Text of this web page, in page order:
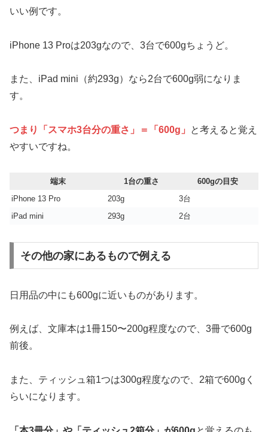
いい例です。
iPhone 13 Proは203gなので、3台で600gちょうど。
また、iPad mini（約293g）なら2台で600g弱になりま
す。
つまり「スマホ3台分の重さ」＝「600g」
と考えると覚え
やすいですね。
端末 1台の重さ
600gの目安
iPhone 13 Pro
203g
3台
iPad mini
293g 2台
その他の家にあるもので例える
日用品の中にも600gに近いものがあります。
例えば、文庫本は1冊150〜200g程度なので、3冊で600g
前後。
また、ティッシュ箱1つは300g程度なので、2箱で600gく
らいになります。